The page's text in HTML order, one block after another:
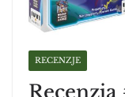
RECENZJE
Recenzja